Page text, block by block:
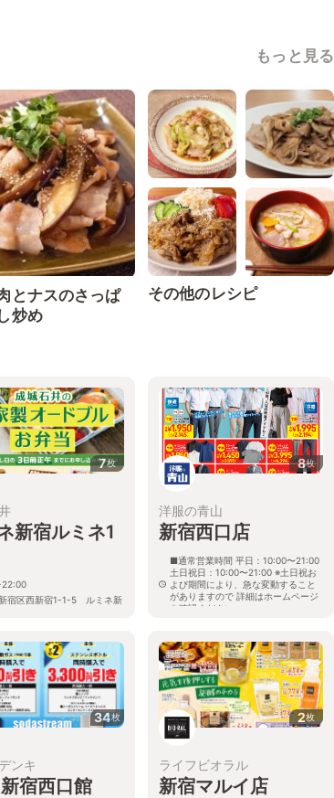
もっと見る
とナスのさっぱ
炒め
その他のレシピ
7枚
新宿ルミネ1
宿区西新宿1-1-5 ルミネ新
8枚
洋服の青山
新宿西口店
■通常営業時間 平日：10:00〜21:00
土日祝日：10:00〜21:00 ※土日祝お
よび期間により、急な変動すること
がありますので 詳細はホームページ
を確認ください
34枚
ンキ
宿西口館
2枚
ライフビオラル
新宿マルイ店